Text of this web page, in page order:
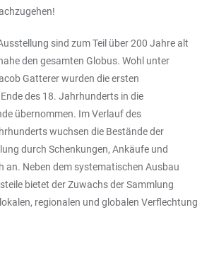
sind zum Teil über 200 Jahre alt
den gesamten Globus. Wohl unter
Gatterer wurden die ersten
des 18. Jahrhunderts in die
übernommen. Im Verlauf des
wuchsen die Bestände der
durch Schenkungen, Ankäufe und
an. Neben dem systematischen Ausbau
bietet der Zuwachs der Sammlung
regionalen und globalen Verflechtung